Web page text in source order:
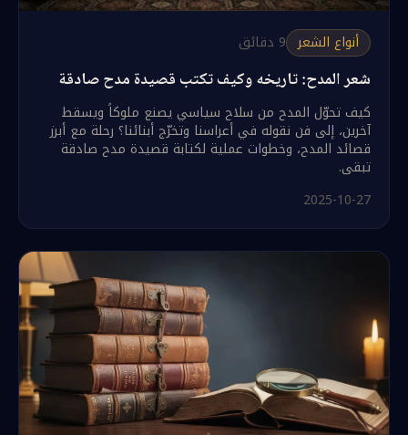
أنواع الشعر 9 دقائق
شعر المدح: تاريخه وكيف تكتب قصيدة مدح صادقة
كيف تحوّل المدح من سلاح سياسي يصنع ملوكاً ويسقط
آخرين، إلى فن نقوله في أعراسنا وتخرّج أبنائنا؟ رحلة مع أبرز
قصائد المدح، وخطوات عملية لكتابة قصيدة مدح صادقة
تبقى.
2025-10-27